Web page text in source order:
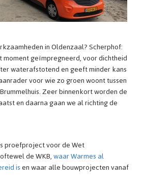
in Oldenzaal? Scherphof:
moment geïmpregneerd, voor dichtheid
waterafstotend en geeft minder kans
voor wie zo groen woont tussen
Zeer binnenkort worden de
en daarna gaan we al richting de
proefproject voor de Wet
de WKB,waar Warmes al
isen waar alle bouwprojecten vanaf